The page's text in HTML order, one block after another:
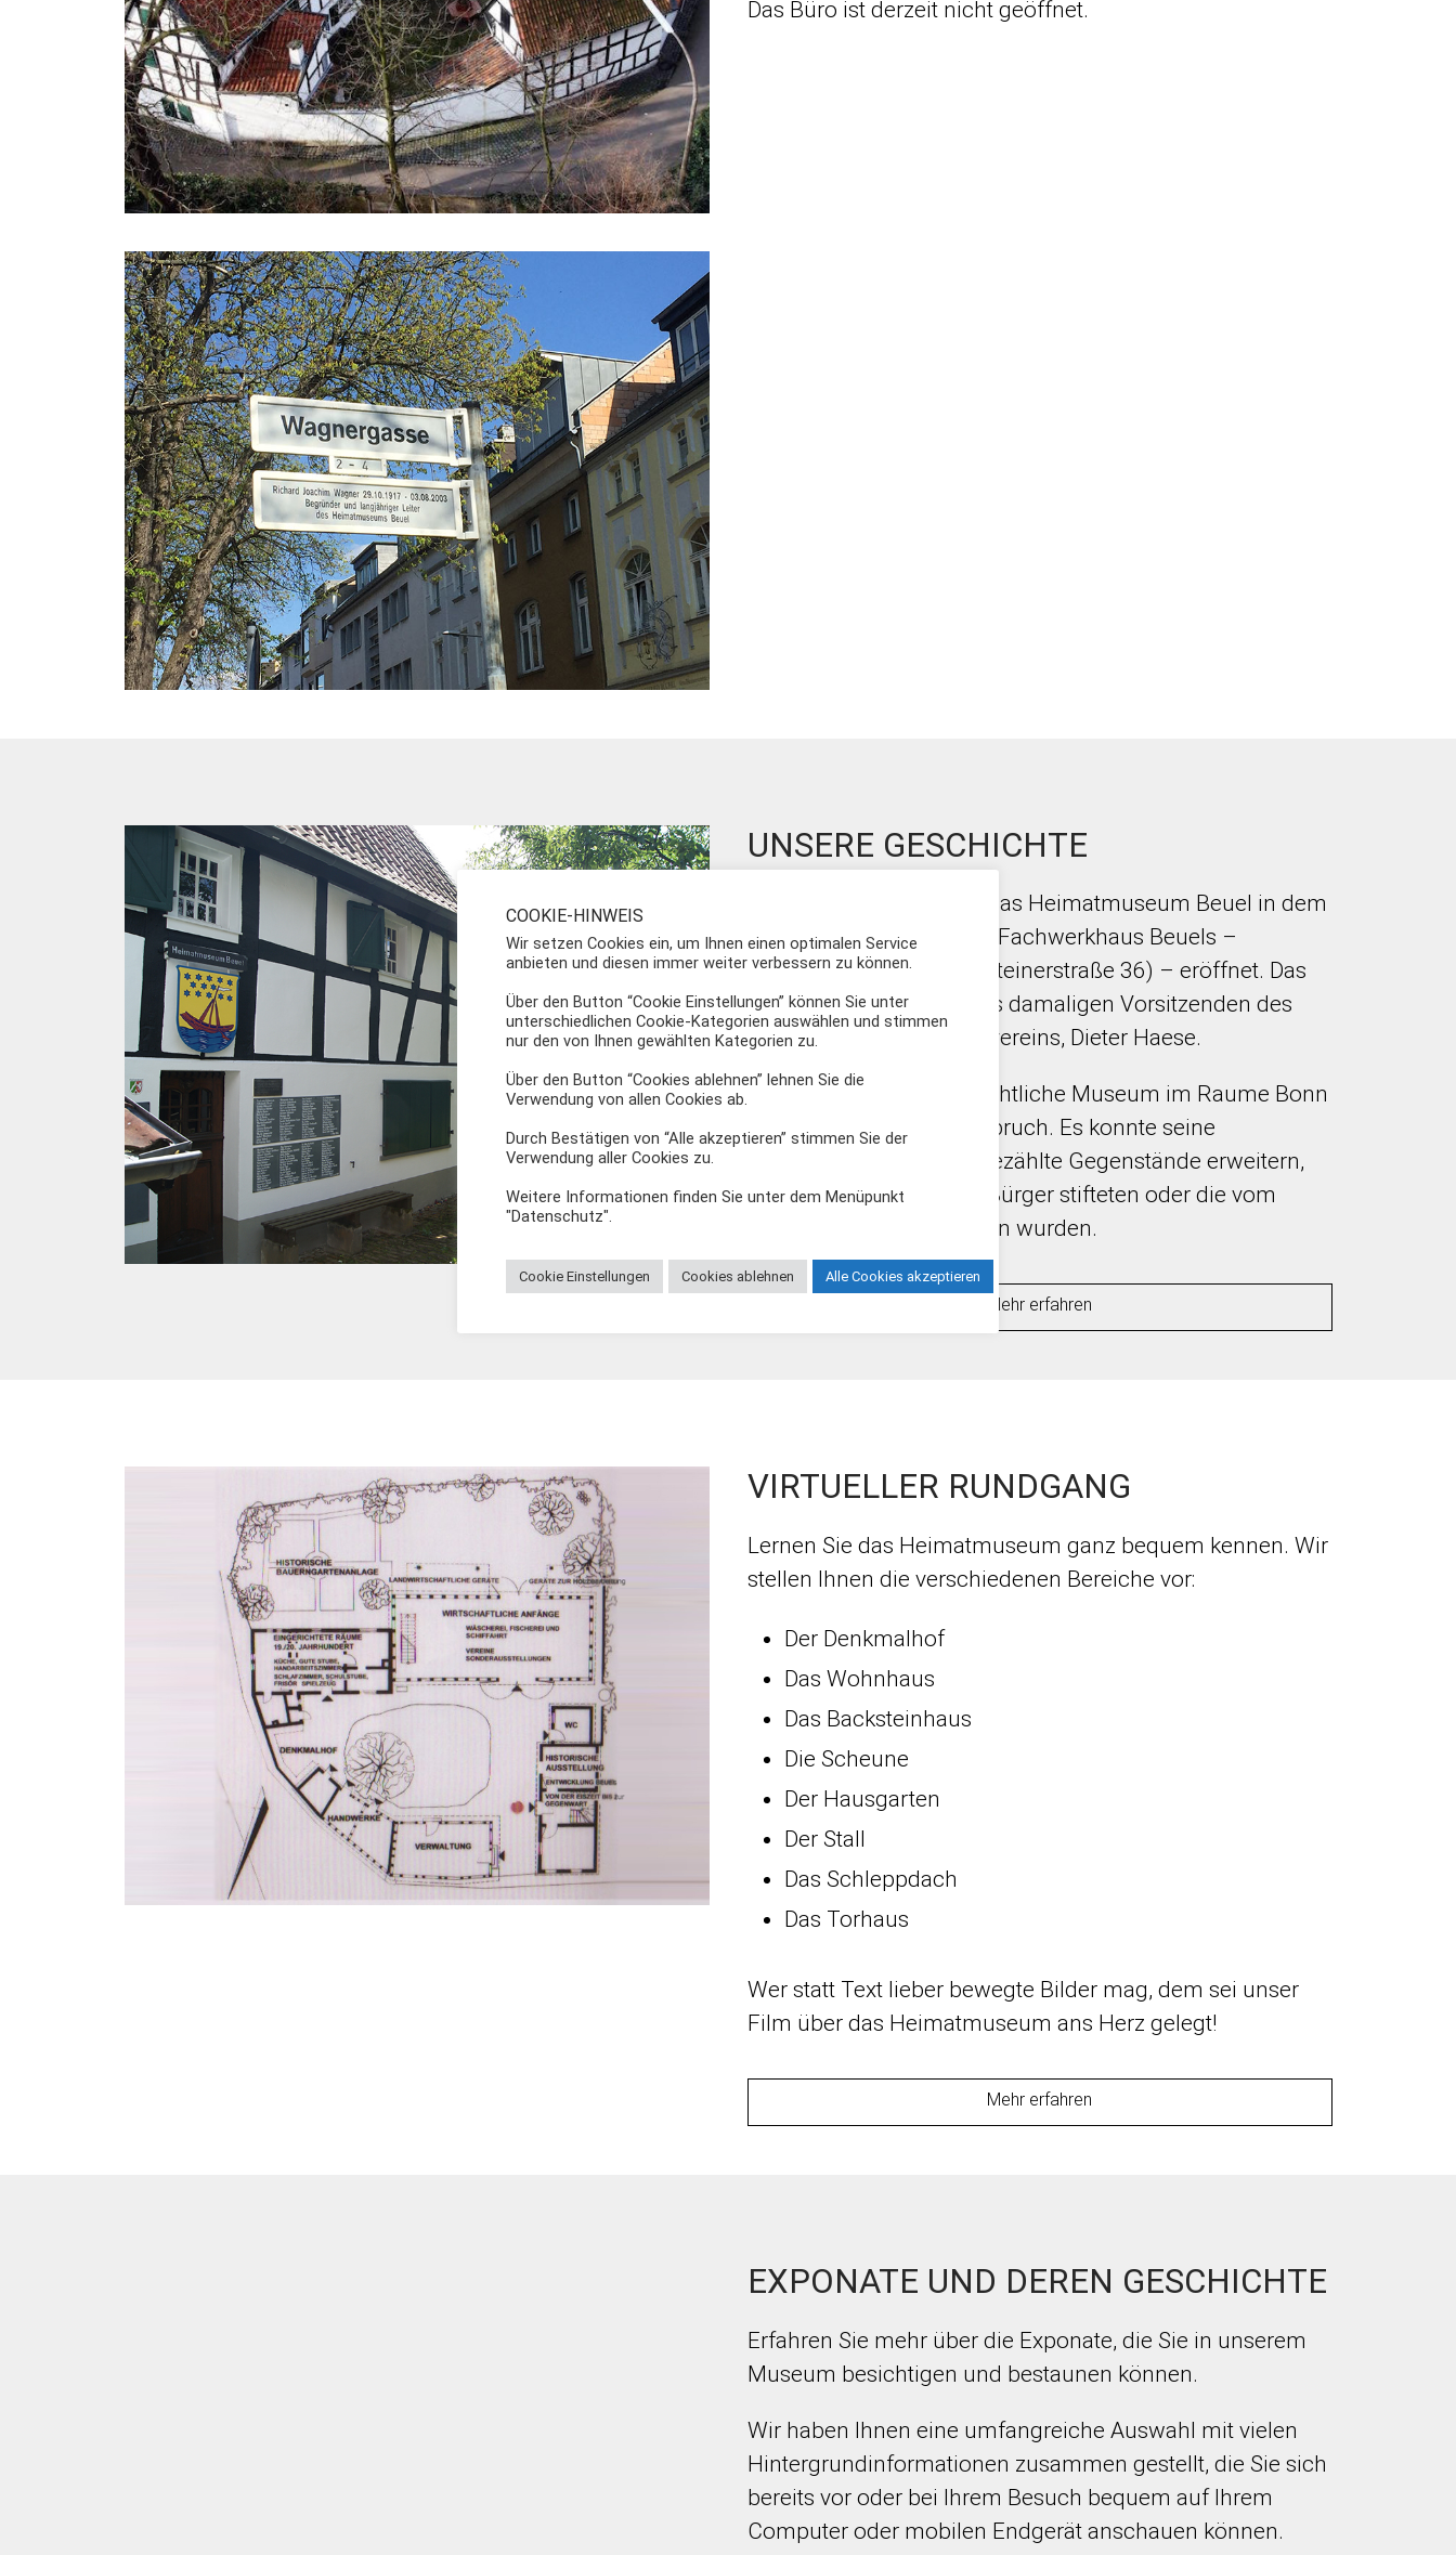
Das Büro ist derzeit nicht geöffnet.
UNSERE GESCHICHTE
Am 7. Juni 1986 wurde das Heimatmuseum Beuel in dem
ältesten noch stehenden Fachwerkhaus Beuels –
Wagnergasse 2 (ehem. Steinerstraße 36) – eröffnet. Das
Haus war Privatbesitz des damaligen Vorsitzenden des
Heimat- und Geschichtsvereins, Dieter Haese.
Dieses erste stadtgeschichtliche Museum im Raume Bonn
fand schnell großen Zuspruch. Es konnte seine
Sammlungen durch ungezählte Gegenstände erweitern,
die Beueler und Bonner Bürger stifteten oder die vom
Heimatmuseum erworben wurden.
Mehr erfahren
VIRTUELLER RUNDGANG
Lernen Sie das Heimatmuseum ganz bequem kennen. Wir
stellen Ihnen die verschiedenen Bereiche vor:
Der Denkmalhof
Das Wohnhaus
Das Backsteinhaus
Die Scheune
Der Hausgarten
Der Stall
Das Schleppdach
Das Torhaus
Wer statt Text lieber bewegte Bilder mag, dem sei unser
Film über das Heimatmuseum ans Herz gelegt!
Mehr erfahren
EXPONATE UND DEREN GESCHICHTE
Erfahren Sie mehr über die Exponate, die Sie in unserem
Museum besichtigen und bestaunen können.
Wir haben Ihnen eine umfangreiche Auswahl mit vielen
Hintergrundinformationen zusammen gestellt, die Sie sich
bereits vor oder bei Ihrem Besuch bequem auf Ihrem
Computer oder mobilen Endgerät anschauen können.
COOKIE-HINWEIS
Wir setzen Cookies ein, um Ihnen einen optimalen Service
anbieten und diesen immer weiter verbessern zu können.
Über den Button “Cookie Einstellungen” können Sie unter
unterschiedlichen Cookie-Kategorien auswählen und stimmen
nur den von Ihnen gewählten Kategorien zu.
Über den Button “Cookies ablehnen” lehnen Sie die
Verwendung von allen Cookies ab.
Durch Bestätigen von “Alle akzeptieren” stimmen Sie der
Verwendung aller Cookies zu.
Weitere Informationen finden Sie unter dem Menüpunkt
"Datenschutz".
Cookie Einstellungen Cookies ablehnen Alle Cookies akzeptieren